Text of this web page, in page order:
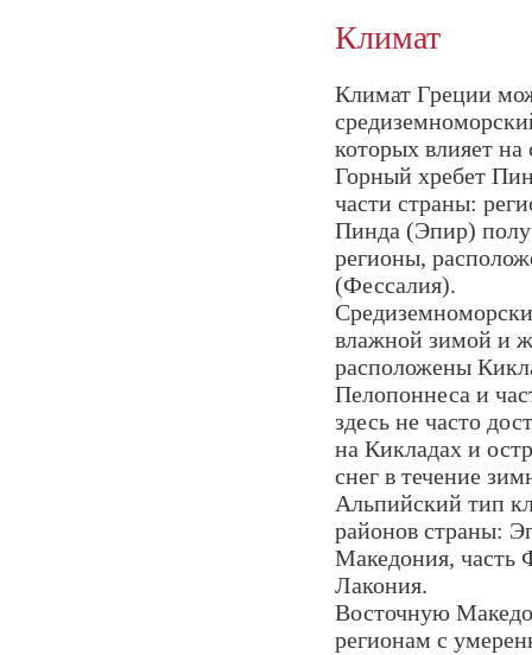
Климат
Климат Греции
которых влияет
Горный хребет
части страны:
Пинда (Эпир)
регионы,
(Фессалия).
влажной зимой и
расположены
Пелопоннеса и
здесь не часто
на Кикладах и
снег в течение
Альпийский тип
районов страны:
Македония, часть
Лакония.
Восточную
регионам с